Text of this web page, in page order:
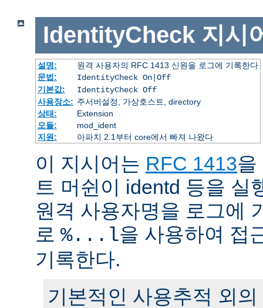
IdentityCheck 지시
설명:
원격 사용자의 RFC 1413 신원을 로그에 기록한다
문법:
IdentityCheck On|Off
기본값:
IdentityCheck Off
사용장소: 주서버설정, 가상호스트, directory
상태:
Extension
모듈:
mod_ident
지원:
아파치 2.1부터 core에서 빠져 나왔다
이 지시어는 RFC 1413을
트 머쉰이 identd 등을 실
원격 사용자명을 로그에
로 %...l을 사용하여 접
기록한다.
기본적인 사용추적 외